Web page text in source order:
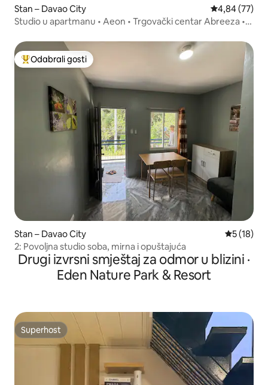
Stan – Davao City Prosječna
4,84 (77)
Studio u apartmanu • Aeon • Trgovački centar Abreeza •
Među najviše rangiranima s oznakom „Odabrali gosti”
Odabrali gosti
Stan – Davao City Prosječna
5 (18)
2: Povoljna studio soba, mirna i opuštajuća
Drugi izvrsni smještaj za odmor u blizini ·
Eden Nature Park & Resort
Superhost
Superhost